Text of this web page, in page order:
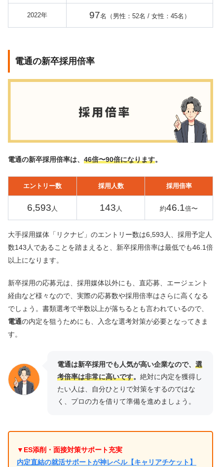
2022年 97名（男性：52名 / 女性：45名）
電通の新卒採用倍率
電通の新卒採用倍率は、 46倍〜90倍になります。
エントリー数 採用人数 採用倍率
6,593 人 143 人 約46.1倍〜
大手採用媒体「リクナビ」のエントリー数は6,593人、採用予定人
数143人であることを踏まえると、新卒採用倍率は最低でも46.1倍
以上になります。
新卒採用の応募元は、採用媒体以外にも、直応募、エージェント
経由など様々なので、実際の応募数や採用倍率はさらに高くなる
でしょう。書類選考で半数以上が落ちるとも言われているので、
電通の内定を狙うためにも、入念な選考対策が必要となってきま
す。
電通は新卒採用でも人気が高い企業なので、 選
考倍率は非常に高いです。 絶対に内定を獲得し
たい人は、自分ひとりで対策をするのではな
く、プロの力を借りて準備を進めましょう。
▼ES添削・面接対策サポート充実
内定直結の就活サポートが神レベル【キャリアチケット】